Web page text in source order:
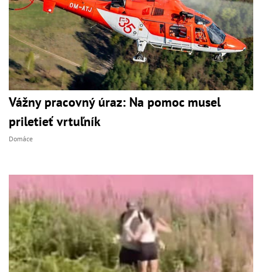
Vážny pracovný úraz: Na pomoc musel
priletieť vrtuľník
Domáce